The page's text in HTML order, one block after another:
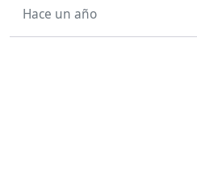
Hace un año